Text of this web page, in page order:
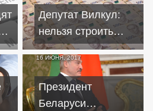
Депутат Вилкул:
нельзя строить
Украину за счет
кредитов
16 ИЮНЯ, 2017
Президент
Беларуси